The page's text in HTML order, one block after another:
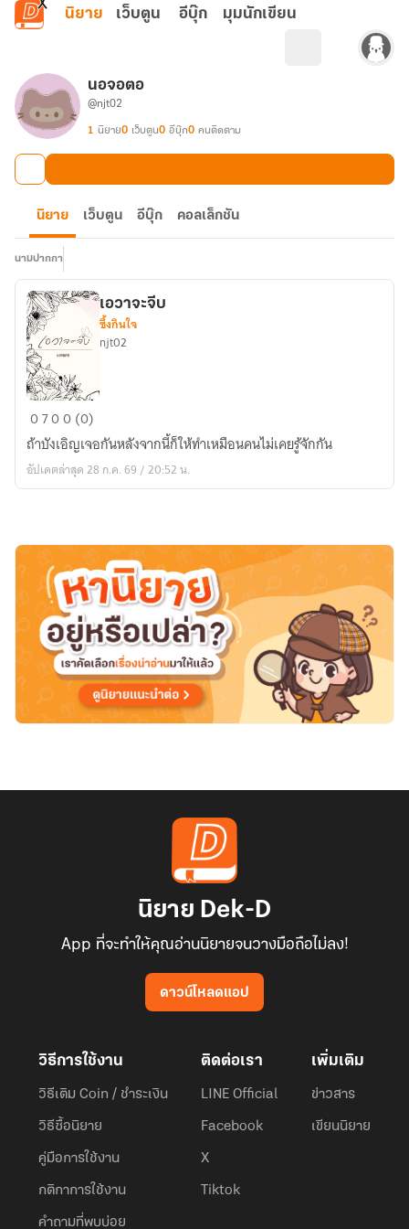
ข้ามไปยังเนื้อหาหลัก
นิยาย เว็บตูน อีบุ๊ก มุมนักเขียน
นอจอตอ
@njt02
1 นิยาย0 เว็บตูน0 อีบุ๊ก0 คนติดตาม
นิยาย เว็บตูน อีบุ๊ก คอลเล็กชัน
นามปากกา
เอ
วา
จะ
จีบ
เอวาจะจีบ
ซึ้งกินใจ
njt02
0700 (0)
ถ้าบังเอิญเจอกันหลังจากนี้ก็ให้ทำเหมือนคนไม่เคยรู้จักกัน
อัปเดตล่าสุด 28 ก.ค. 69 / 20:52 น.
นิยาย Dek-D
App ที่จะทำให้คุณอ่านนิยายจนวางมือถือไม่ลง!
ดาวน์โหลดแอป
วิธีการใช้งาน
วิธีเติม Coin / ชำระเงิน
วิธีซื้อนิยาย
คู่มือการใช้งาน
กติกาการใช้งาน
คำถามที่พบบ่อย
ติดต่อเรา
LINE Official
Facebook
X
Tiktok
เพิ่มเติม
ข่าวสาร
เขียนนิยาย